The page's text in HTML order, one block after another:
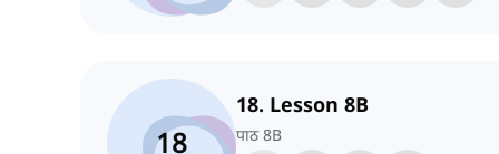
18
18. Lesson 8B
पाठ 8B